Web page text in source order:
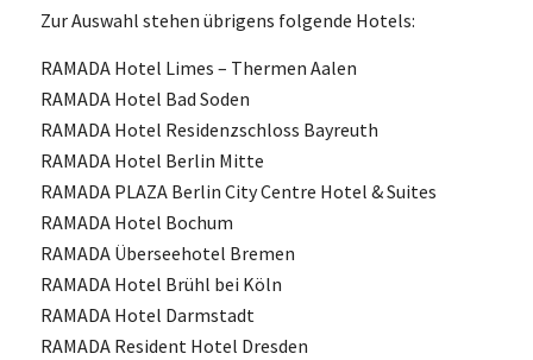
Zur Auswahl stehen übrigens folgende Hotels:
RAMADA Hotel Limes – Thermen Aalen
RAMADA Hotel Bad Soden
RAMADA Hotel Residenzschloss Bayreuth
RAMADA Hotel Berlin Mitte
RAMADA PLAZA Berlin City Centre Hotel & Suites
RAMADA Hotel Bochum
RAMADA Überseehotel Bremen
RAMADA Hotel Brühl bei Köln
RAMADA Hotel Darmstadt
RAMADA Resident Hotel Dresden